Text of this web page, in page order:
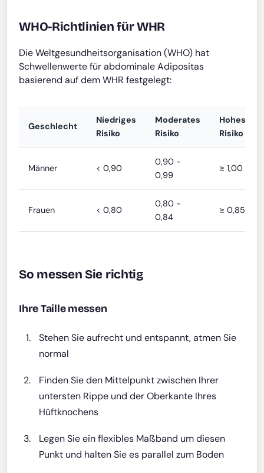
WHO-Richtlinien für WHR
Die Weltgesundheitsorganisation (WHO) hat
Schwellenwerte für abdominale Adipositas
basierend auf dem WHR festgelegt:
Geschlecht
Niedriges
Risiko
Moderates
Risiko
Hohes
Risiko
Männer < 0,90
0,90 -
0,99
≥ 1,00
Frauen < 0,80
0,80 -
0,84
≥ 0,85
So messen Sie richtig
Ihre Taille messen
Stehen Sie aufrecht und entspannt, atmen Sie
normal
Finden Sie den Mittelpunkt zwischen Ihrer
untersten Rippe und der Oberkante Ihres
Hüftknochens
Legen Sie ein flexibles Maßband um diesen
Punkt und halten Sie es parallel zum Boden